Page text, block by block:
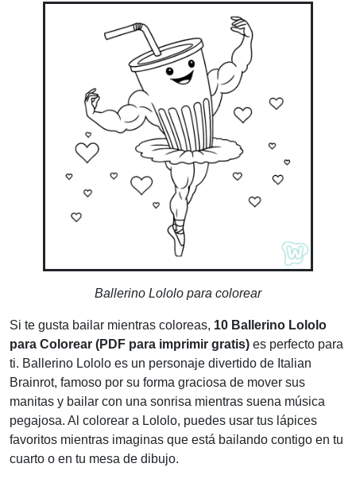
Ballerino Lololo para colorear
Si te gusta bailar mientras coloreas, 10 Ballerino Lololo
para Colorear (PDF para imprimir gratis) es perfecto para
ti. Ballerino Lololo es un personaje divertido de Italian
Brainrot, famoso por su forma graciosa de mover sus
manitas y bailar con una sonrisa mientras suena música
pegajosa. Al colorear a Lololo, puedes usar tus lápices
favoritos mientras imaginas que está bailando contigo en tu
cuarto o en tu mesa de dibujo.